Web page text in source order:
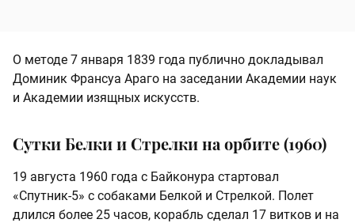
О методе 7 января 1839 года публично докладывал
Доминик Франсуа Араго на заседании Академии наук
и Академии изящных искусств.
Сутки Белки и Стрелки на орбите (1960)
19 августа 1960 года с Байконура стартовал
«Спутник-5» с собаками Белкой и Стрелкой. Полет
длился более 25 часов, корабль сделал 17 витков и на